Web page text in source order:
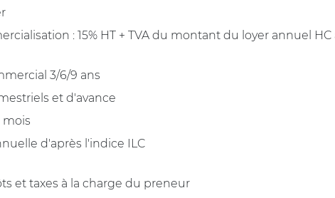
: 15% HT + TVA du montant du loyer annuel HC
3/6/9 ans
et d'avance
mois
d'après l'indice ILC
et taxes à la charge du preneur